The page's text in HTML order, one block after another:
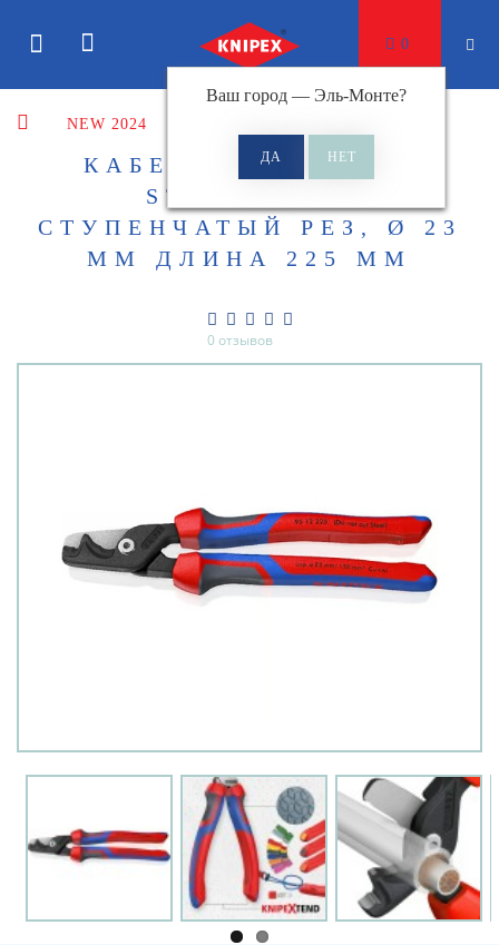
Ваш город — Эль-Монте?
0
NEW 2024
КАБЕЛЕРЕЗ KNIPEX
STEPCUT XL
СТУПЕНЧАТЫЙ РЕЗ, Ø 23
ММ ДЛИНА 225 ММ
0 отзывов